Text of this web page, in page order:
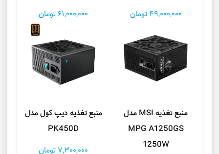
49,000,000 تومان
61,000,000 تومان
منبع تغذیه MSI مدل
MPG A1250GS
1250W
منبع تغذیه دیپ کول مدل
PK450D
7,300,000 تومان